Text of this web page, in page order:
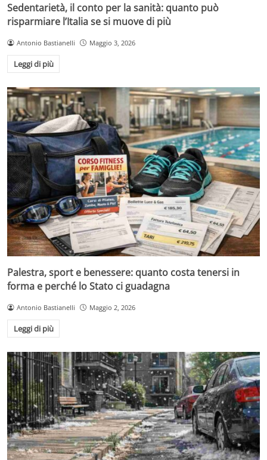
Sedentarietà, il conto per la sanità: quanto può
risparmiare l’Italia se si muove di più
Antonio Bastianelli Maggio 3, 2026
Leggi di più
Palestra, sport e benessere: quanto costa tenersi in
forma e perché lo Stato ci guadagna
Antonio Bastianelli Maggio 2, 2026
Leggi di più